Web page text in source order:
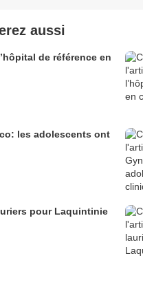
aussi
de référence en
les adolescents ont
pour Laquintinie